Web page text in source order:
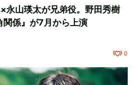
永山瑛太が兄弟役。野田秀樹
関係』が7月から上演
0